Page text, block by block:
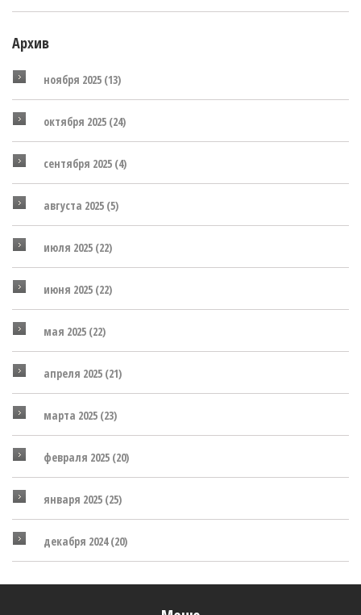
Архив
ноября 2025 (13)
октября 2025 (24)
сентября 2025 (4)
августа 2025 (5)
июля 2025 (22)
июня 2025 (22)
мая 2025 (22)
апреля 2025 (21)
марта 2025 (23)
февраля 2025 (20)
января 2025 (25)
декабря 2024(20)